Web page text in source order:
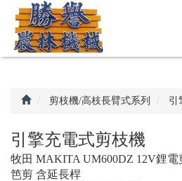
回
首
頁
剪枝機/高枝長臂式系列 引
引擎充電式剪枝機
牧田 MAKITA UM600DZ 12V鋰
笆剪 含延長桿